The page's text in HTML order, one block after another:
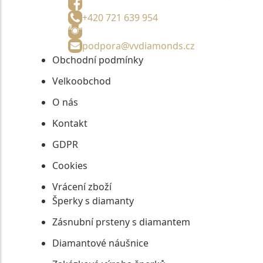
+420 721 639 954
podpora@vvdiamonds.cz
Obchodní podmínky
Velkoobchod
O nás
Kontakt
GDPR
Cookies
Vrácení zboží
Šperky s diamanty
Zásnubní prsteny s diamantem
Diamantové náušnice